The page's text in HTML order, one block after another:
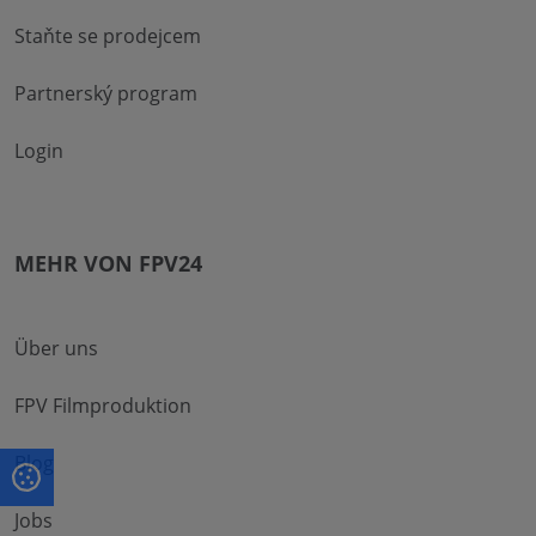
Staňte se prodejcem
Partnerský program
Login
MEHR VON FPV24
Über uns
FPV Filmproduktion
Blog
Jobs